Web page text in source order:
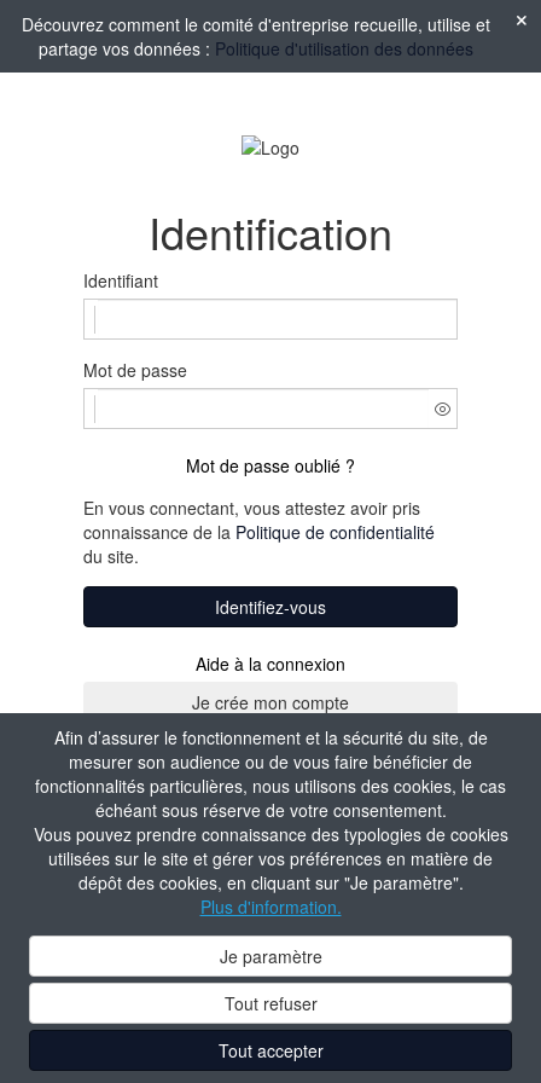
Afin d’assurer le fonctionnement et la sécurité du site, de
mesurer son audience ou de vous faire bénéficier de
fonctionnalités particulières, nous utilisons des cookies, le cas
échéant sous réserve de votre consentement.
Vous pouvez prendre connaissance des typologies de cookies
utilisées sur le site et gérer vos préférences en matière de
dépôt des cookies, en cliquant sur "Je paramètre".
Plus d'information.
Je paramètre
Tout refuser
Tout accepter
Découvrez comment le comité d'entreprise recueille, utilise et
partage vos données : Politique d'utilisation des données
Identification
Identifiant
Mot de passe
Mot de passe oublié ?
En vous connectant, vous attestez avoir pris
connaissance de la Politique de confidentialité
du site.
Identifiez-vous
Aide à la connexion